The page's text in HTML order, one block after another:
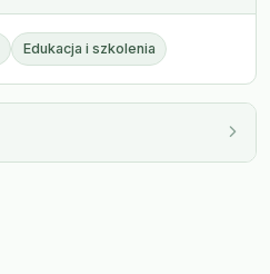
Edukacja i szkolenia